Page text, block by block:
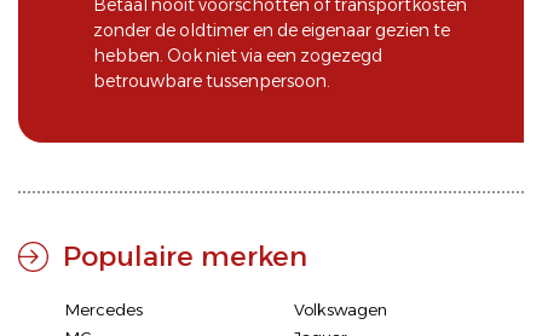
Betaal nooit voorschotten of transportkosten
zonder de oldtimer en de eigenaar gezien te
hebben. Ook niet via een zogezegd
betrouwbare tussenpersoon.
Populaire merken
Mercedes
Volkswagen